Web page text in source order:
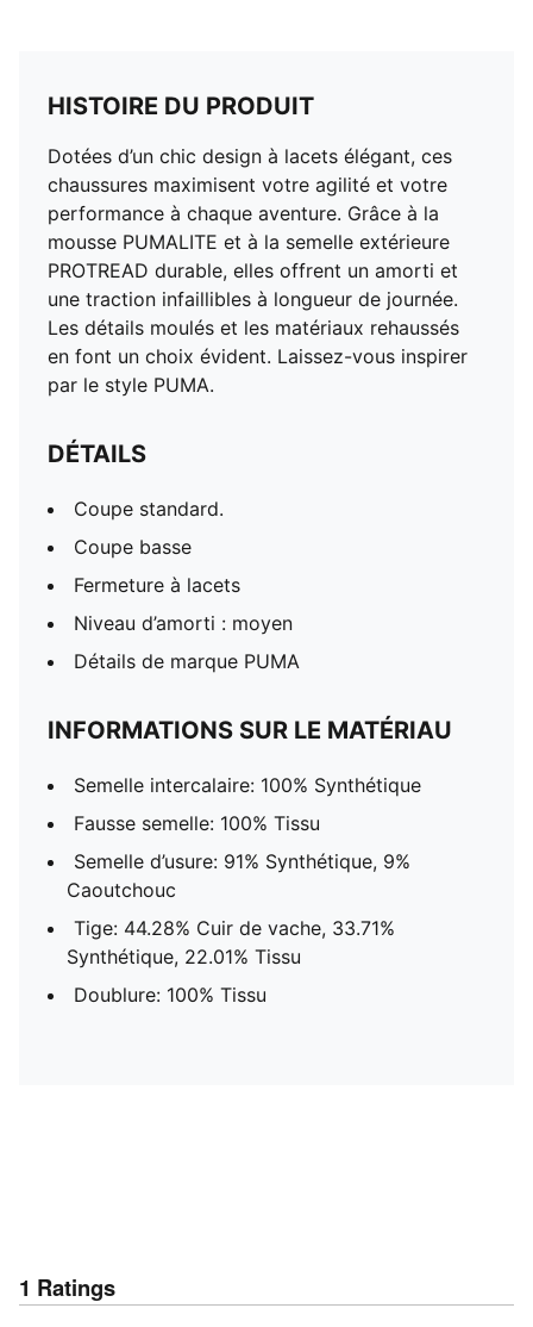
HISTOIRE DU PRODUIT
Dotées d’un chic design à lacets élégant, ces
chaussures maximisent votre agilité et votre
performance à chaque aventure. Grâce à la
mousse PUMALITE et à la semelle extérieure
PROTREAD durable, elles offrent un amorti et
une traction infaillibles à longueur de journée.
Les détails moulés et les matériaux rehaussés
en font un choix évident. Laissez-vous inspirer
par le style PUMA.
DÉTAILS
Coupe standard.
Coupe basse
Fermeture à lacets
Niveau d’amorti : moyen
Détails de marque PUMA
INFORMATIONS SUR LE MATÉRIAU
Semelle intercalaire: 100% Synthétique
Fausse semelle: 100% Tissu
Semelle d’usure: 91% Synthétique, 9%
Caoutchouc
Tige: 44.28% Cuir de vache, 33.71%
Synthétique, 22.01% Tissu
Doublure: 100% Tissu
1 Ratings